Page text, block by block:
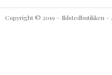
Copyright © 2019 – Ildstedbutikken –